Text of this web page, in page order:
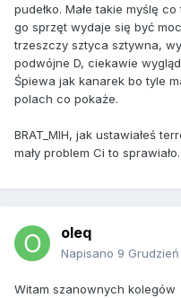
pudełko. Małe takie myślę
go sprzęt wydaje się być
trzeszczy sztyca sztywna,
podwójne D, ciekawie
Śpiewa jak kanarek bo tyle
polach co pokaże.
BRAT_MIH, jak ustawiałeś
mały problem Ci to sprawiało.
oleq
Napisano 9
Witam szanownych kolegów